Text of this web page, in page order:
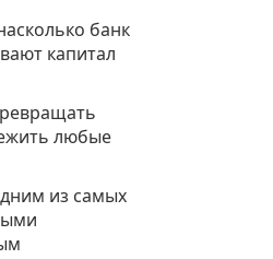
банк
капитал
любые
из самых